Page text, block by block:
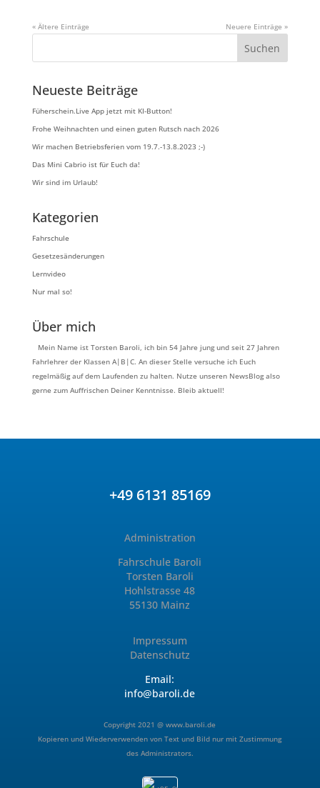
« Ältere Einträge Neuere Einträge »
Neueste Beiträge
Füherschein.Live App jetzt mit KI-Button!
Frohe Weihnachten und einen guten Rutsch nach 2026
Wir machen Betriebsferien vom 19.7.-13.8.2023 ;-)
Das Mini Cabrio ist für Euch da!
Wir sind im Urlaub!
Kategorien
Fahrschule
Gesetzesänderungen
Lernvideo
Nur mal so!
Über mich
Mein Name ist Torsten Baroli, ich bin 54 Jahre jung und seit 27 Jahren
Fahrlehrer der Klassen A|B|C. An dieser Stelle versuche ich Euch
regelmäßig auf dem Laufenden zu halten. Nutze unseren NewsBlog also
gerne zum Auffrischen Deiner Kenntnisse. Bleib aktuell!
+49 6131 85169
Administration
Fahrschule Baroli
Torsten Baroli
Hohlstrasse 48
55130 Mainz
Impressum
Datenschutz
Email:
info@baroli.de
Copyright 2021 @www.baroli.de
Kopieren und Wiederverwenden von Text und Bild nur mit Zustimmung
des Administrators.